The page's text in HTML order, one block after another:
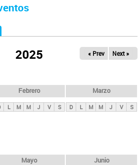
2025 « Prev Next »
Febrero
L M M J V S
Marzo
D L M M J V S
Mayo Junio